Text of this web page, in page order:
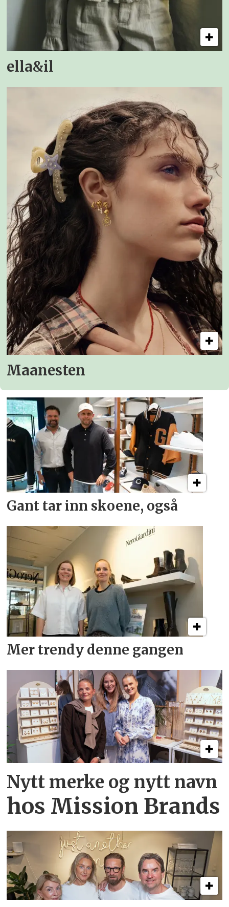
ella&il
Maanesten
Gant tar inn skoene, også
Mer trendy denne gangen
Nytt merke og nytt navn
hos Mission Brands